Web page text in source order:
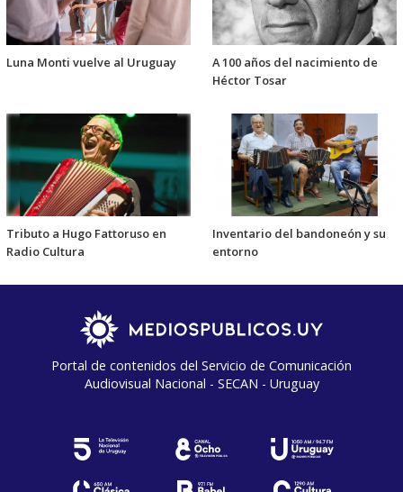
Luna Monti vuelve al Uruguay
A 100 años del nacimiento de
Héctor Tosar
Tributo a Hugo Fattoruso en
Radio Cultura
Inventario del bandoneón y su
entorno
Portal de contenidos del Servicio de Comunicación
Audiovisual Nacional - SECAN - Uruguay